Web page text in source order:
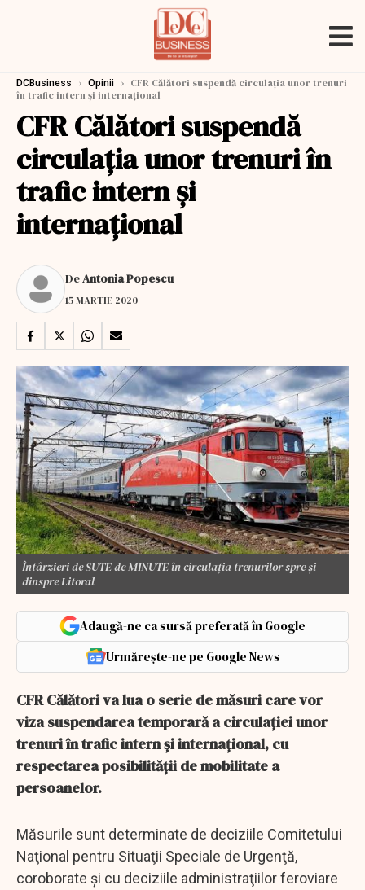
DCBusiness › Opinii › CFR Călători suspendă circulația unor trenuri
în trafic intern și internațional
CFR Călători suspendă
circulația unor trenuri în
trafic intern și
internațional
DeAntonia Popescu
15 MARTIE 2020
Întârzieri de SUTE de MINUTE în circulația trenurilor spre și
dinspre Litoral
Adaugă-ne ca sursă preferată în Google
Urmărește-ne pe Google News
CFR Călători va lua o serie de măsuri care vor
viza suspendarea temporară a circulaţiei unor
trenuri în trafic intern şi internaţional, cu
respectarea posibilităţii de mobilitate a
persoanelor.
Măsurile sunt determinate de deciziile Comitetului
Naţional pentru Situaţii Speciale de Urgenţă,
coroborate şi cu deciziile administraţiilor feroviare